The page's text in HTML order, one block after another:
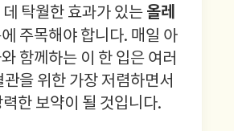
데 탁월한 효과가 있는 올레
주목해야 합니다. 매일 아
함께하는 이 한 입은 여러
관을 위한 가장 저렴하면서
력한 보약이 될 것입니다.